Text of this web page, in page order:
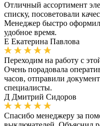
Отличный ассортимент
списку, посоветовали
Менеджер быстро оформил
удобное время.
Е Екатерина Павлова
Переходим на работу с
Очень порадовала
часов, отправили
специалисты.
Д Дмитрий Сидоров
Спасибо менеджеру за